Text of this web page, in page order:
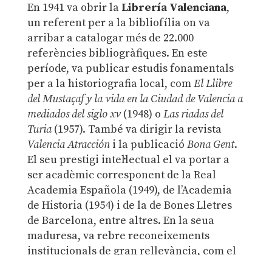
En 1941 va obrir laLibrería Valenciana,
un referent per a la bibliofília on va
arribar a catalogar més de 22.000
referències bibliogràfiques. En este
període, va publicar estudis fonamentals
per a la historiografia local, comElLlibre
del Mustaçafy la vida en la Ciudad de Valencia a
mediados del siglo xv(1948) o Las riadas del
Turia(1957). També va dirigir la revista
ValenciaAtraccióni la publicació Bona Gent.
El seu prestigi intel·lectual el va portar a
ser acadèmic corresponent de la Real
Academia Española (1949), de l’Academia
de Historia (1954) i de la de Bones Lletres
de Barcelona, entre altres. En la seua
maduresa, va rebre reconeixements
institucionals de gran rellevància, com el